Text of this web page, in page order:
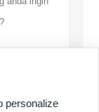
personalize